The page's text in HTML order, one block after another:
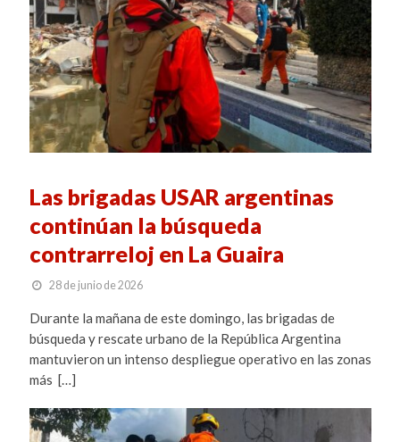
Las brigadas USAR argentinas
continúan la búsqueda
contrarreloj en La Guaira
28 de junio de 2026
Durante la mañana de este domingo, las brigadas de
búsqueda y rescate urbano de la República Argentina
mantuvieron un intenso despliegue operativo en las zonas
más […]